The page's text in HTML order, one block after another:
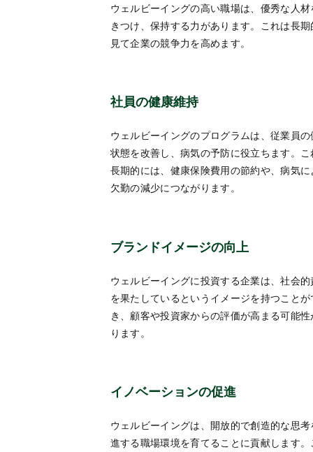
ウェルビーイングの高い職場は、優秀な人材
きつけ、保持する力があります。これは長期
見て企業の競争力を高めます。
社員の健康維持
ウェルビーイングのプログラムは、従業員の
状態を改善し、病気の予防に役立ちます。こ
長期的には、健康保険費用の節約や、病気に
欠勤の減少につながります。
ブランドイメージの向上
ウェルビーイングに投資する企業は、社会的
を果たしているというイメージを持つことが
き、顧客や投資家からの評価が高まる可能性
ります。
イノベーションの促進
ウェルビーイングは、開放的で創造的な思考
進する職場環境を育てることに貢献します。